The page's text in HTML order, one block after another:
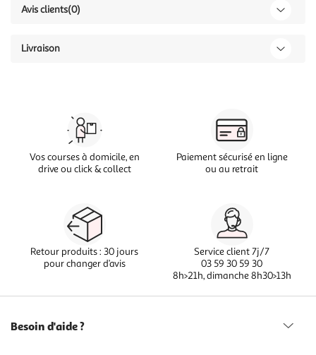
Avis clients(0)
Livraison
Vos courses à domicile, en
drive ou click & collect
Paiement sécurisé en ligne
ou au retrait
Retour produits : 30 jours
pour changer d’avis
Service client 7j/7
03 59 30 59 30
8h>21h, dimanche 8h30>13h
Besoin d'aide ?